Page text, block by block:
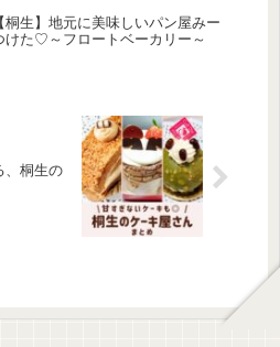
【桐生】地元に美味しいパン屋みー
けた♡～フロートベーカリー～
、桐生の